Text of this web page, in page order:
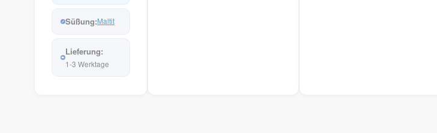
Maltit
1-3 Werktage